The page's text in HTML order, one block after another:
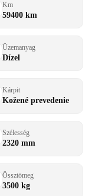
Km
59400 km
Üzemanyag
Dízel
Kárpit
Kožené prevedenie
Szélesség
2320 mm
Össztömeg
3500 kg